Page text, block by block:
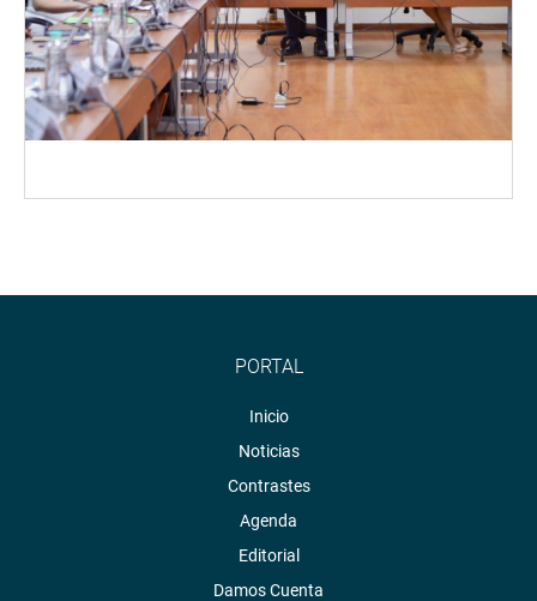
PORTAL
Inicio
Noticias
Contrastes
Agenda
Editorial
Damos Cuenta